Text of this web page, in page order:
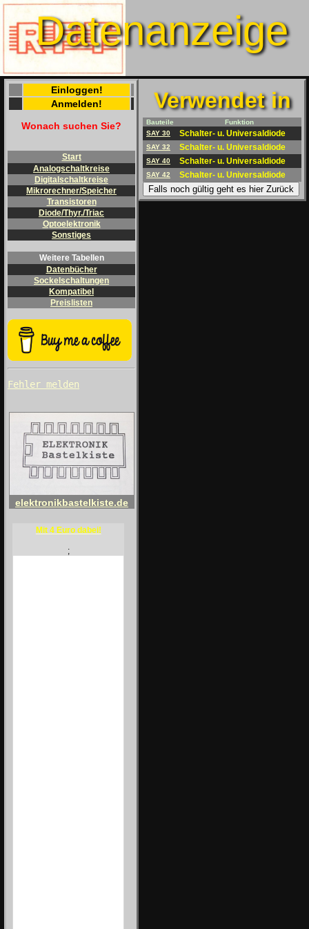
Datenanzeige
Einloggen!
Anmelden!
Wonach suchen Sie?
Start
Analogschaltkreise
Digitalschaltkreise
Mikrorechner/Speicher
Transistoren
Diode/Thyr./Triac
Optoelektronik
Sonstiges
Weitere Tabellen
Datenbücher
Sockelschaltungen
Kompatibel
Preislisten
Fehler melden
elektronikbastelkiste.de
Mit 4 Euro dabei!
;
Verwendet in
Bauteile
Funktion
SAY 30
Schalter- u. Universaldiode
SAY 32 Schalter- u. Universaldiode
SAY 40 Schalter- u. Universaldiode
SAY 42 Schalter- u. Universaldiode
Falls noch gültig geht es hier Zurück